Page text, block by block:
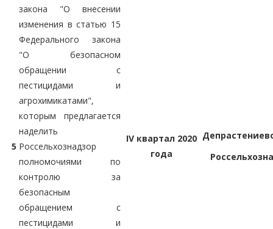
5
закона "О внесении
изменения в статью 15
Федерального закона
"О безопасном
обращении с
пестицидами и
агрохимикатами",
которым предлагается
наделить
Россельхознадзор
полномочиями по
контролю за
безопасным
обращением с
пестицидами и
IV квартал 2020
года